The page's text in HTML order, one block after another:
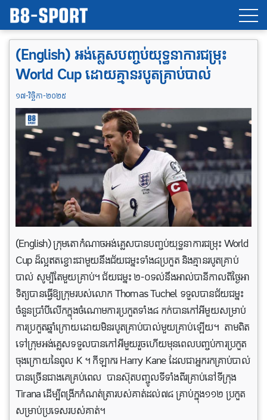
(English) អង់គ្លេសបញ្ចប់យុទ្ធនាការជម្រុះ
World Cup ដោយគ្មានរបូតគ្រាប់បាល់
១៧-វិច្ឆិកា-២០២៥
(English) ក្រុមតោកំណាចអង់គ្លេសបានបញ្ចប់យុទ្ធនាការជម្រុះ World
Cup ដ៏ល្អឥតខ្ចោះជាមួយនឹងជ័យជម្នះទាំង៨ប្រកួត និងគ្មានរបូតគ្រាប់
បាល់ សូម្បីតែមួយគ្រាប់។ ជ័យជម្នះ ២-០ទល់នឹងអាល់បានីកាលពីថ្ងៃអា
ទិត្យបានធ្វើឱ្យក្រុមរបស់លោក Thomas Tuchel ទទួលបានជ័យជម្នះ
ចំនួនប្រាំបីលើកក្នុងចំណោមការប្រកួតទាំង៨ កក់បានកៅអីមួយសម្រាប់
ការប្រកួតឆ្នាំក្រោយដោយមិនរបូតគ្រាប់បាល់មួយគ្រាប់ឡើយ។ តាមពិត
ទៅក្រុមអង់គ្លេសទទួលបានកៅអីមួយរួចហើយមុនពេលបញ្ចប់ការប្រកួត
ចុងក្រោយនៃពូល K ។ កីឡាករ Harry Kane ដែលជាអ្នករកគ្រាប់បាល់
បានច្រើនជាងគេគ្រប់ពេល បានស៊ុតបញ្ចូលទីទាំងពីរគ្រាប់នៅទីក្រុង
Tirana ដើម្បីពង្រីកកំណត់ត្រារបស់គាត់ដល់៧៨ គ្រាប់ក្នុង១១២ ប្រកួត
សម្រាប់ប្រទេសរបស់គាត់។